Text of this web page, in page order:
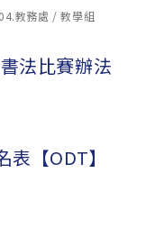
04.教務處 / 教學組
法比賽辦法
【ODT】